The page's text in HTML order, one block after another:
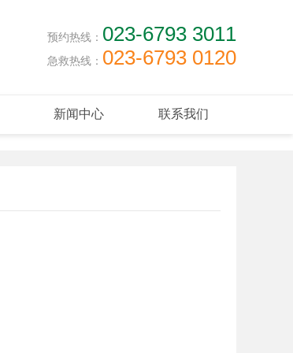
预约热线： 023-6793 3011
急救热线： 023-6793 0120
新闻中心 联系我们